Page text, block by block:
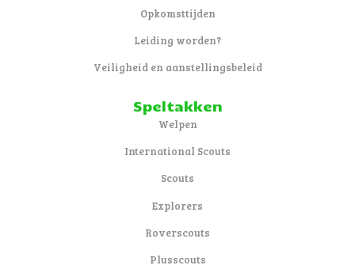
Opkomsttijden
Leiding worden?
Veiligheid en aanstellingsbeleid
Speltakken
Welpen
International Scouts
Scouts
Explorers
Roverscouts
Plusscouts